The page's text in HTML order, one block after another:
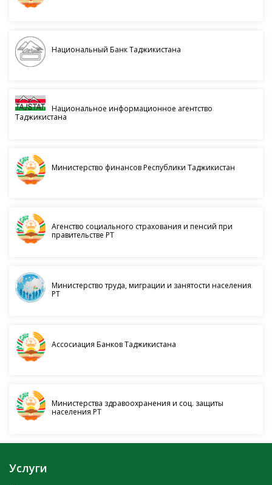
Национальный Банк Таджикистана
Национальное информационное агентство
Таджикистана
Министерство финансов Республики Таджикистан
Агенство социального страхования и пенсий при
правительстве РТ
Министерство труда, миграции и занятости населения
РТ
Ассосиация Банков Таджикистана
Министерства здравоохранения и соц. защиты
населения РТ
Услуги